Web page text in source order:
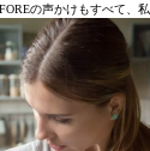
の声かけもすべて、